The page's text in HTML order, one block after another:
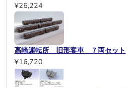
¥26,224
高崎運転所 旧形客車 ７両セット
¥16,720